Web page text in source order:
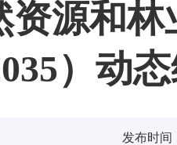
资源和
）动
发布时间